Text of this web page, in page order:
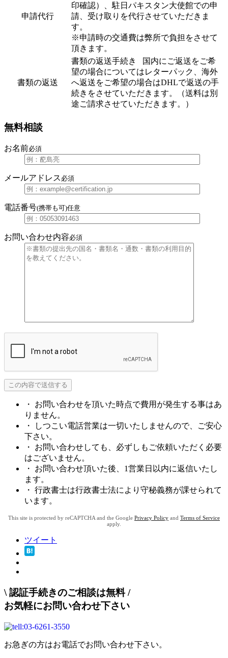
申請代行
印確認）、駐日パキスタン大使館での申
請、受け取りを代行させていただきま
す。
※申請時の交通費は弊所で負担をさせて
頂きます。
書類の返送
書類の返送手続き 国内にご返送をご希
望の場合についてはレターパック、海外
へ返送をご希望の場合はDHLで返送の手
続きをさせていただきます。（送料は別
途ご請求させていただきます。）
無料相談
お名前必須
メールアドレス 必須
電話番号(携帯も可)任意
お問い合わせ内容必須
・ お問い合わせを頂いた時点で費用が発生する事はあ
りません。
・ しつこい電話営業は一切いたしませんので、ご安心
下さい。
・ お問い合わせしても、必ずしもご依頼いただく必要
はございません。
・ お問い合わせ頂いた後、1営業日以内に返信いたし
ます。
・ 行政書士は行政書士法により守秘義務が課せられて
います。
This site is protected by reCAPTCHA and the Google Privacy Policy and Terms of Service
apply.
ツイート
\ 認証手続きのご相談は無料/
お気軽にお問い合わせ下さい
お急ぎの方はお電話でお問い合わせ下さい。